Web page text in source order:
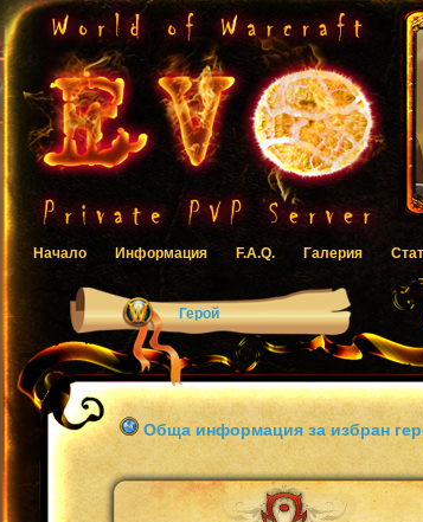
Начало
Информация F.A.Q. Галерия
Герой
Обща информация за избран